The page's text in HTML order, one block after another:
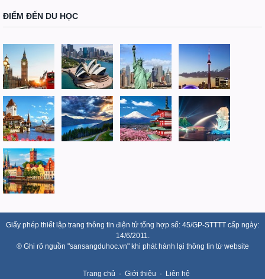
ĐIỂM ĐẾN DU HỌC
Giấy phép thiết lập trang thông tin điện tử tổng hợp số: 45/GP-STTTT cấp ngày:
14/6/2011.
® Ghi rõ nguồn "sansangduhoc.vn" khi phát hành lại thông tin từ website
Trang chủ Giới thiệu Liên hệ